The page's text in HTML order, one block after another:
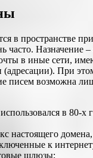
в пространстве
часто. Назначение
в иные сети,
(адресации). При
писем возможна
в 80-х
настоящего
к
шлюзы;